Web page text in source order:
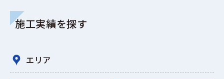
施工実績を探す
エリア